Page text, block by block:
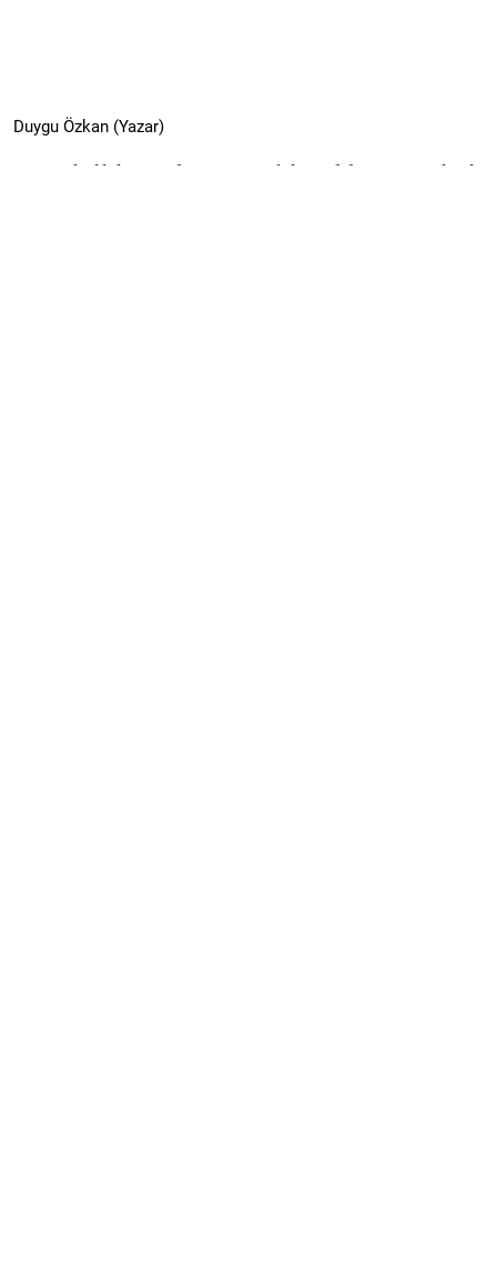
Duygu Özkan (Yazar)
Ataerkillik, Kadına Yönelik Şiddet ve Hukuk